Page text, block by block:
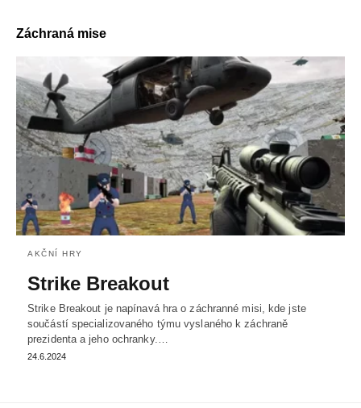
Záchraná mise
AKČNÍ HRY
Strike Breakout
Strike Breakout je napínavá hra o záchranné misi, kde jste
součástí specializovaného týmu vyslaného k záchraně
prezidenta a jeho ochranky.…
24.6.2024